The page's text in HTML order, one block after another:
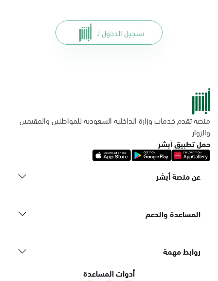
تسجيل الدخول لـ
منصة تقدم خدمات وزارة الداخلية السعودية للمواطنين والمقيمين
والزوار
حمل تطبيق أبشر
عن منصة أبشر
المساعدة والدعم
روابط مهمة
أدوات المساعدة